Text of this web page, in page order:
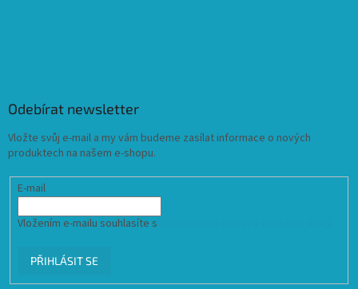
Odebírat newsletter
Vložte svůj e-mail a my vám budeme zasílat informace o nových
produktech na našem e-shopu.
E-mail
Vložením e-mailu souhlasíte s
PŘIHLÁSIT SE